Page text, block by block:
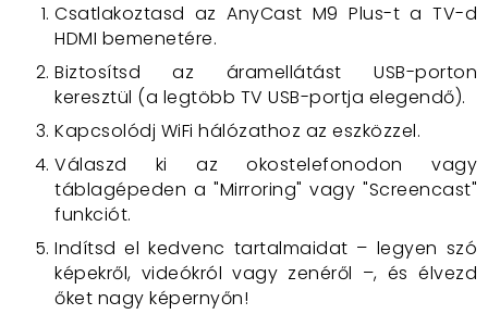
Csatlakoztasd az AnyCast M9 Plus-t a TV-d
HDMI bemenetére.
Biztosítsd az áramellátást USB-porton
keresztül (a legtöbb TV USB-portja elegendő).
Kapcsolódj WiFi hálózathoz az eszközzel.
Válaszd ki az okostelefonodon vagy
táblagépeden a "Mirroring" vagy "Screencast"
funkciót.
Indítsd el kedvenc tartalmaidat – legyen szó
képekről, videókról vagy zenéről –, és élvezd
őket nagy képernyőn!